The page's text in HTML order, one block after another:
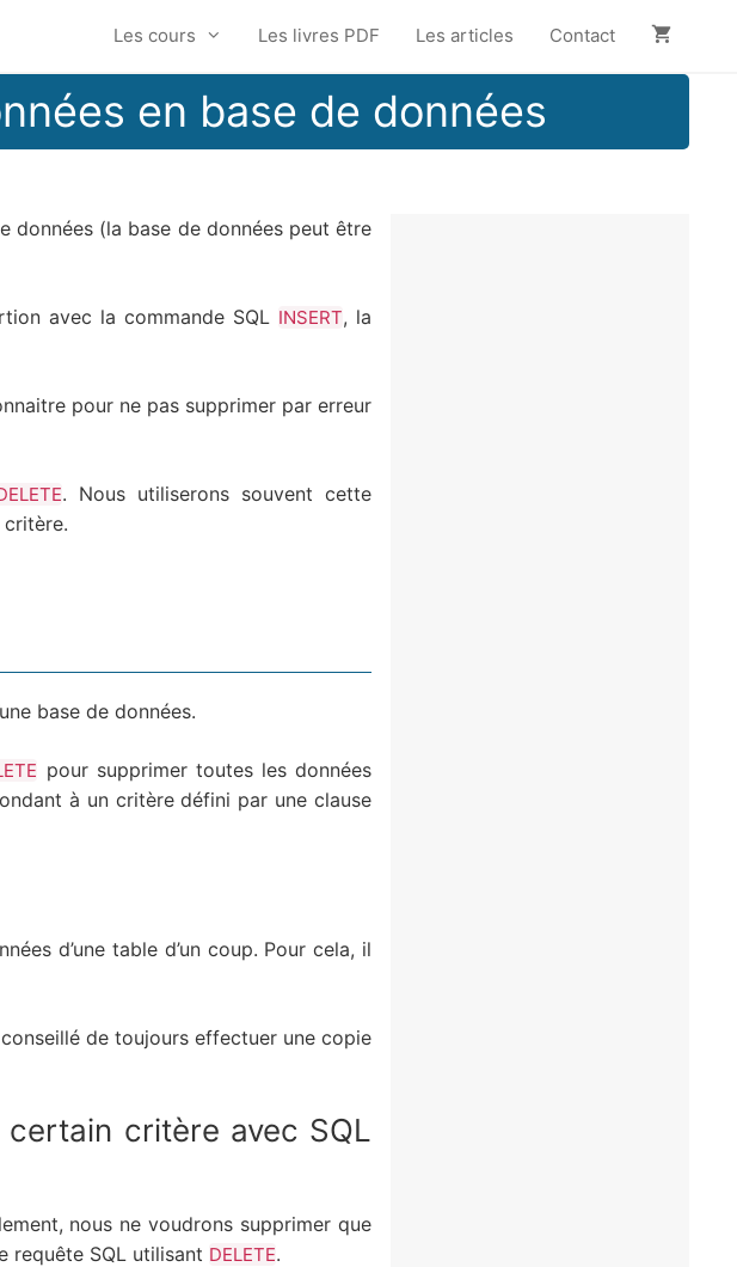
Les cours Les livres PDF Les articles Contact
en base de données
données (la base de données peut être
avec la commande SQL INSERT, la
pour ne pas supprimer par erreur
. Nous utiliserons souvent cette
base de données.
pour supprimer toutes les données
à un critère défini par une clause
d’une table d’un coup. Pour cela, il
de toujours effectuer une copie
critère avec SQL
nous ne voudrons supprimer que
requête SQL utilisant DELETE.